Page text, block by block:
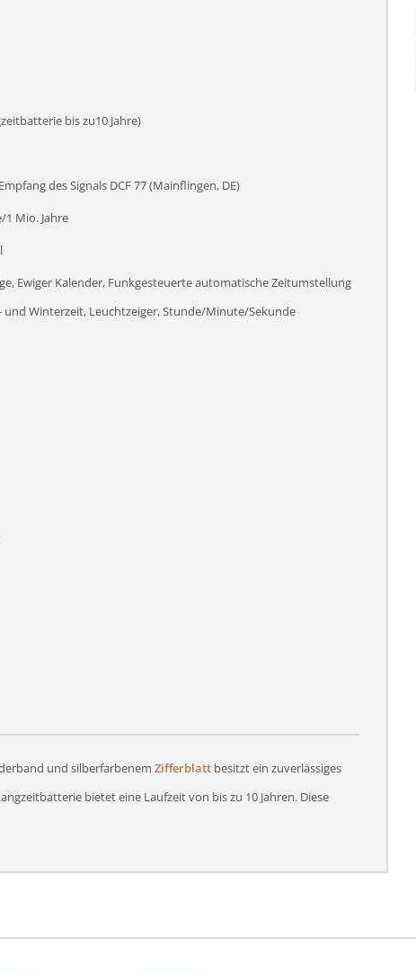
bis zu10 Jahre)
des Signals DCF 77 (Mainflingen, DE)
1 Mio. Jahre
Ewiger Kalender, Funkgesteuerte automatische Zeitumstellung
und Winterzeit, Leuchtzeiger, Stunde/Minute/Sekunde
und silberfarbenem Zifferblatt besitzt ein zuverlässiges
bietet eine Laufzeit von bis zu 10 Jahren. Diese